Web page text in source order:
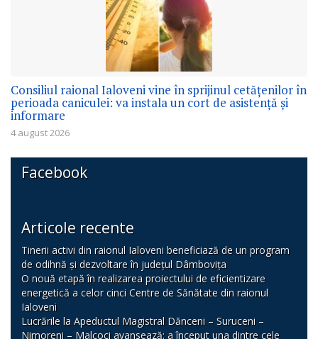
Consiliul raional Ialoveni vine în sprijinul cetățenilor în
perioada caniculei: va instala un cort de asistență și
informare
4 august 2026
Facebook
Articole recente
Tinerii activi din raionul Ialoveni beneficiază de un program
de odihnă și dezvoltare în județul Dâmbovița
O nouă etapă în realizarea proiectului de eficientizare
energetică a celor cinci Centre de Sănătate din raionul
Ialoveni
Lucrările la Apeductul Magistral Dănceni – Suruceni –
Nimoreni – Malcoci avansează: a început una dintre cele